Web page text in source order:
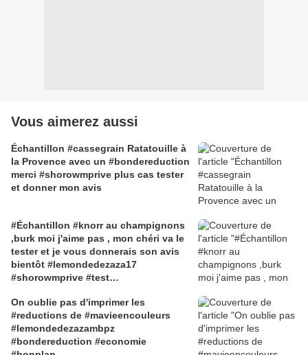
Vous aimerez aussi
Échantillon #cassegrain Ratatouille à
la Provence avec un #bondereduction
merci #shorowmprive plus cas tester
et donner mon avis
#Échantillon #knorr au champignons
,burk moi j'aime pas , mon chéri va le
tester et je vous donnerais son avis
bientôt #lemondedezaza17
#shorowmprive #test
On oublie pas d'imprimer les
#reductions de #mavieencouleurs
#lemondedezazambpz
#bondereduction #economie